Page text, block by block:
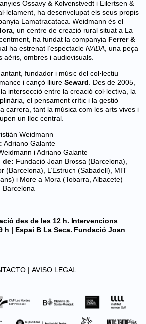
Ossavy & Kolvenstvedt i Eilertsen &
ha desenvolupat els seus propis
Lamatracataca. Weidmann és el
, un centre de creació rural situat a La
ha fundat la companyia Ferrer &
ha estrenat l’espectacle NADA , una peça
aèris, ombres i audiovisuals.
fundador i músic del col·lectiu
i cançó lliure Seward . Des de 2005,
intersecció entre la creació col·lectiva, la
el pensament crític i la gestió
carrera, tant la música com les arts vives i
un lloc central.
Weidmann
Adriano Galante
i Adriano Galante
de: Fundació Joan Brossa (Barcelona),
(Barcelona), L’Estruch (Sabadell), MIT
i More a Mora (Tobarra, Albacete)
Barcelona
des de les 12 h. Intervencions
h | Espai B La Seca. Fundació Joan
| AVISO LEGAL